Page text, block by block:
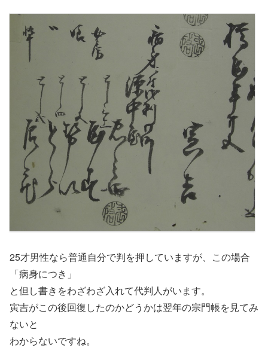
25才男性なら普通自分で判を押していますが、この場合
「病身につき」
と但し書きをわざわざ入れて代判人がいます。
寅吉がこの後回復したのかどうかは翌年の宗門帳を見てみ
ないと
わからないですね。